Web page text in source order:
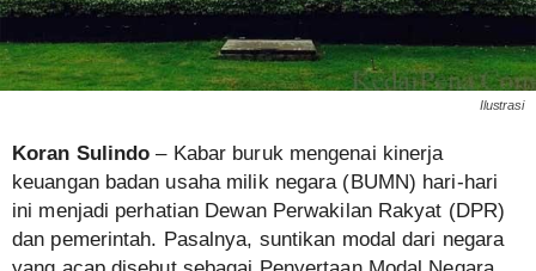
Ilustrasi
Koran Sulindo – Kabar buruk mengenai kinerja
keuangan badan usaha milik negara (BUMN) hari-hari
ini menjadi perhatian Dewan Perwakilan Rakyat (DPR)
dan pemerintah. Pasalnya, suntikan modal dari negara